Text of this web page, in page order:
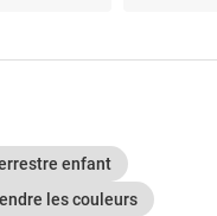
enfant
les couleurs